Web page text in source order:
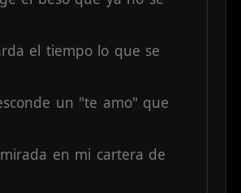
el tiempo lo que se
un "te amo" que
mirada en mi cartera de